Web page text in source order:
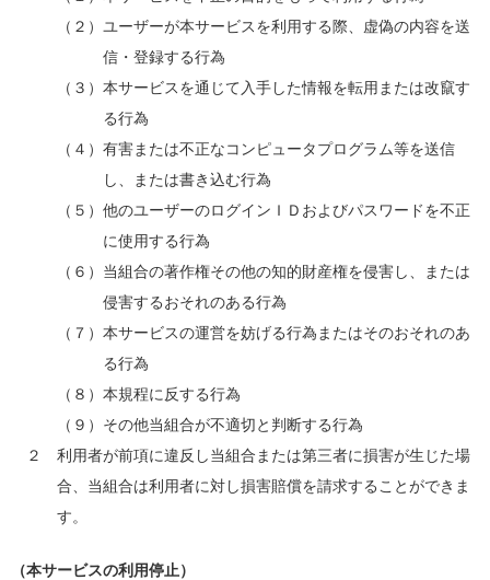
（２）ユーザーが本サービスを利用する際、虚偽の内容を送
信・登録する行為
（３）本サービスを通じて入手した情報を転用または改竄す
る行為
（４）有害または不正なコンピュータプログラム等を送信
し、または書き込む行為
（５）他のユーザーのログインＩＤおよびパスワードを不正
に使用する行為
（６）当組合の著作権その他の知的財産権を侵害し、または
侵害するおそれのある行為
（７）本サービスの運営を妨げる行為またはそのおそれのあ
る行為
（８）本規程に反する行為
（９）その他当組合が不適切と判断する行為
２ 利用者が前項に違反し当組合または第三者に損害が生じた場
合、当組合は利用者に対し損害賠償を請求することができま
す。
（本サービスの利用停止）